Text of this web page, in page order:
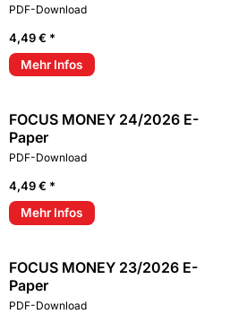
PDF-Download
4,49 € *
Mehr Infos
FOCUS MONEY 24/2026 E-
Paper
PDF-Download
4,49 € *
Mehr Infos
FOCUS MONEY 23/2026 E-
Paper
PDF-Download